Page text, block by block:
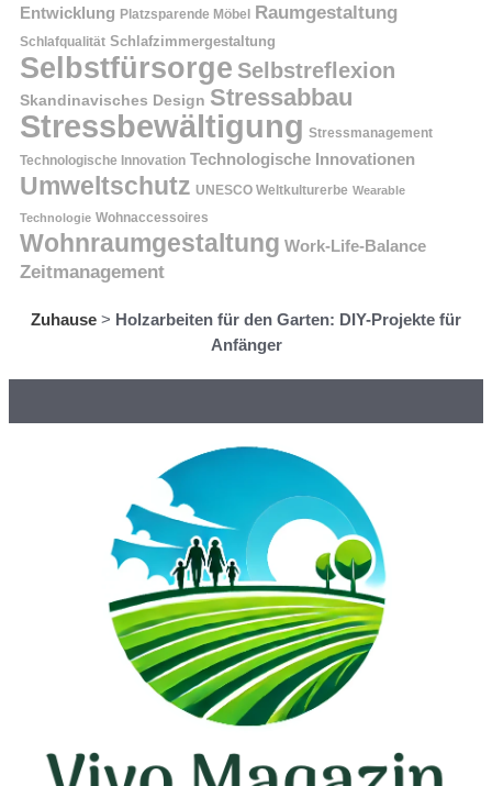
Entwicklung Platzsparende Möbel Raumgestaltung
Schlafqualität Schlafzimmergestaltung
Selbstfürsorge Selbstreflexion
Skandinavisches Design Stressabbau
Stressbewältigung Stressmanagement
Technologische Innovation Technologische Innovationen
Umweltschutz UNESCO Weltkulturerbe Wearable
Technologie Wohnaccessoires
Wohnraumgestaltung Work-Life-Balance
Zeitmanagement
Zuhause > Holzarbeiten für den Garten: DIY-Projekte für
Anfänger